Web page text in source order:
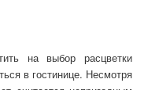
на выбор расцветки
в гостинице. Несмотря